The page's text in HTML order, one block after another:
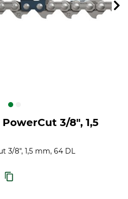
3/8", 1,5
3/8", 1,5 mm, 64 DL